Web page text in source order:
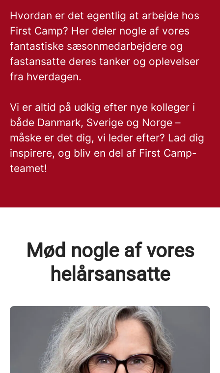
Hvordan er det egentlig at arbejde hos
First Camp? Her deler nogle af vores
fantastiske sæsonmedarbejdere og
fastansatte deres tanker og oplevelser
fra hverdagen.
Vi er altid på udkig efter nye kolleger i
både Danmark, Sverige og Norge –
måske er det dig, vi leder efter? Lad dig
inspirere, og bliv en del af First Camp-
teamet!
Mød nogle af vores
helårsansatte